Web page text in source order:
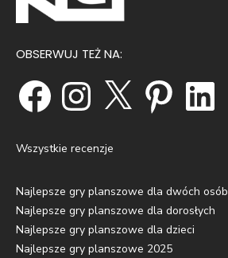
OBSERWUJ TEŻ NA:
FacebookInstagram Pinterest LinkedIn
Wszystkie recenzje
Najlepsze gry planszowe dla dwóch osób
Najlepsze gry planszowe dla dorosłych
Najlepsze gry planszowe dla dzieci
Najlepsze gry planszowe 2025